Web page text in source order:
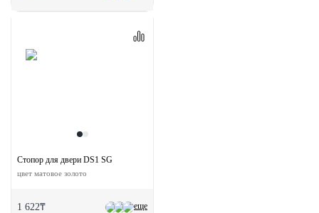
еще
Стопор для двери DS1 SG
цвет матовое золото
1 622₸